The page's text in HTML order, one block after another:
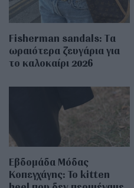
Fisherman sandals: Tα
ωραιότερα ζευγάρια για
το καλοκαίρι 2026
Εβδομάδα Μόδας
Κοπεγχάγης: Το kitten